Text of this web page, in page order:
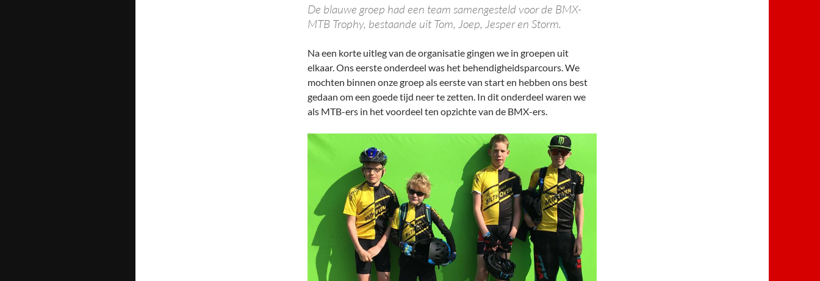
De blauwe groep had een team samengesteld voor de BMX-
MTB Trophy, bestaande uit Tom, Joep, Jesper en Storm.
Na een korte uitleg van de organisatie gingen we in groepen uit
elkaar. Ons eerste onderdeel was het behendigheidsparcours. We
mochten binnen onze groep als eerste van start en hebben ons best
gedaan om een goede tijd neer te zetten. In dit onderdeel waren we
als MTB-ers in het voordeel ten opzichte van de BMX-ers.